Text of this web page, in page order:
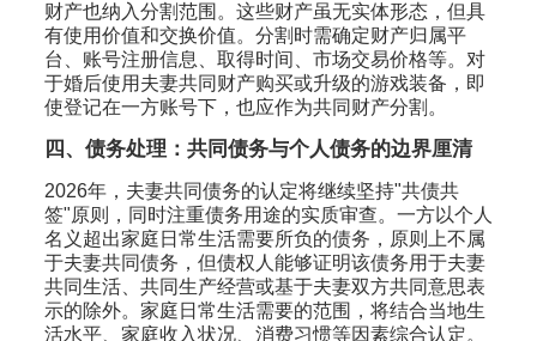
财产也纳入分割范围。这些财产虽无实体形态，但具
有使用价值和交换价值。分割时需确定财产归属平
台、账号注册信息、取得时间、市场交易价格等。对
于婚后使用夫妻共同财产购买或升级的游戏装备，即
使登记在一方账号下，也应作为共同财产分割。
四、债务处理：共同债务与个人债务的边界厘清
2026年，夫妻共同债务的认定将继续坚持"共债共
签"原则，同时注重债务用途的实质审查。一方以个人
名义超出家庭日常生活需要所负的债务，原则上不属
于夫妻共同债务，但债权人能够证明该债务用于夫妻
共同生活、共同生产经营或基于夫妻双方共同意思表
示的除外。家庭日常生活需要的范围，将结合当地生
活水平、家庭收入状况、消费习惯等因素综合认定。